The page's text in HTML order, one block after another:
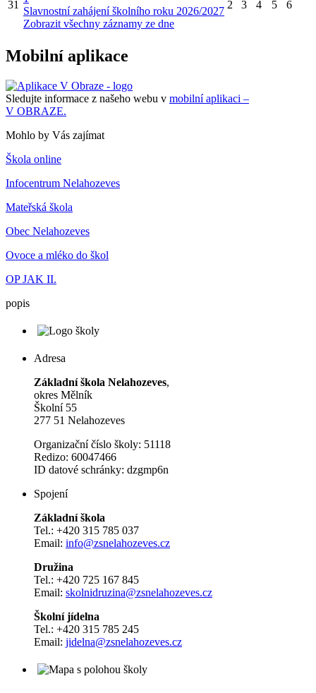
31
Slavnostní zahájení školního roku 2026/2027
Zobrazit všechny záznamy ze dne
2 3 4 5 6
Mobilní aplikace
Sledujte informace z našeho webu v mobilní aplikaci –
V OBRAZE.
Mohlo by Vás zajímat
Škola online
Infocentrum Nelahozeves
Mateřská škola
Obec Nelahozeves
Ovoce a mléko do škol
OP JAK II.
popis
Adresa
Základní škola Nelahozeves,
okres Mělník
Školní 55
277 51 Nelahozeves
Organizační číslo školy: 51118
Redizo: 60047466
ID datové schránky: dzgmp6n
Spojení
Základní škola
Tel.: +420 315 785 037
Email: info@zsnelahozeves.cz
Družina
Tel.: +420 725 167 845
Email: skolnidruzina@zsnelahozeves.cz
Školní jídelna
Tel.: +420 315 785 245
Email: jidelna@zsnelahozeves.cz